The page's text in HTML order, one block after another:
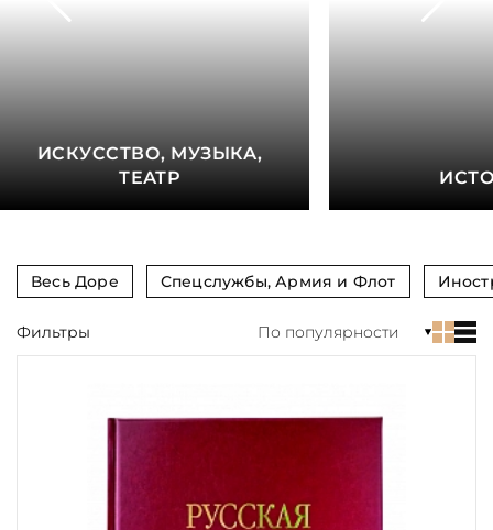
ИСКУССТВО, МУЗЫКА,
ТЕАТР
Весь Доре Спецслужбы, Армия и Флот
Язык
Обрез
Тиснение
Пол и возраст
Фильтры По популярности